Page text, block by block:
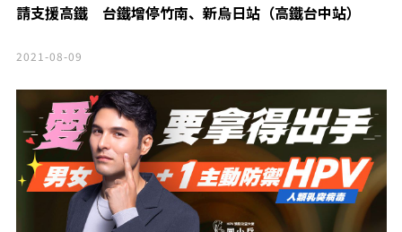
請支援高鐵 台鐵增停竹南、新烏日站（高鐵台中站）
2021-08-09